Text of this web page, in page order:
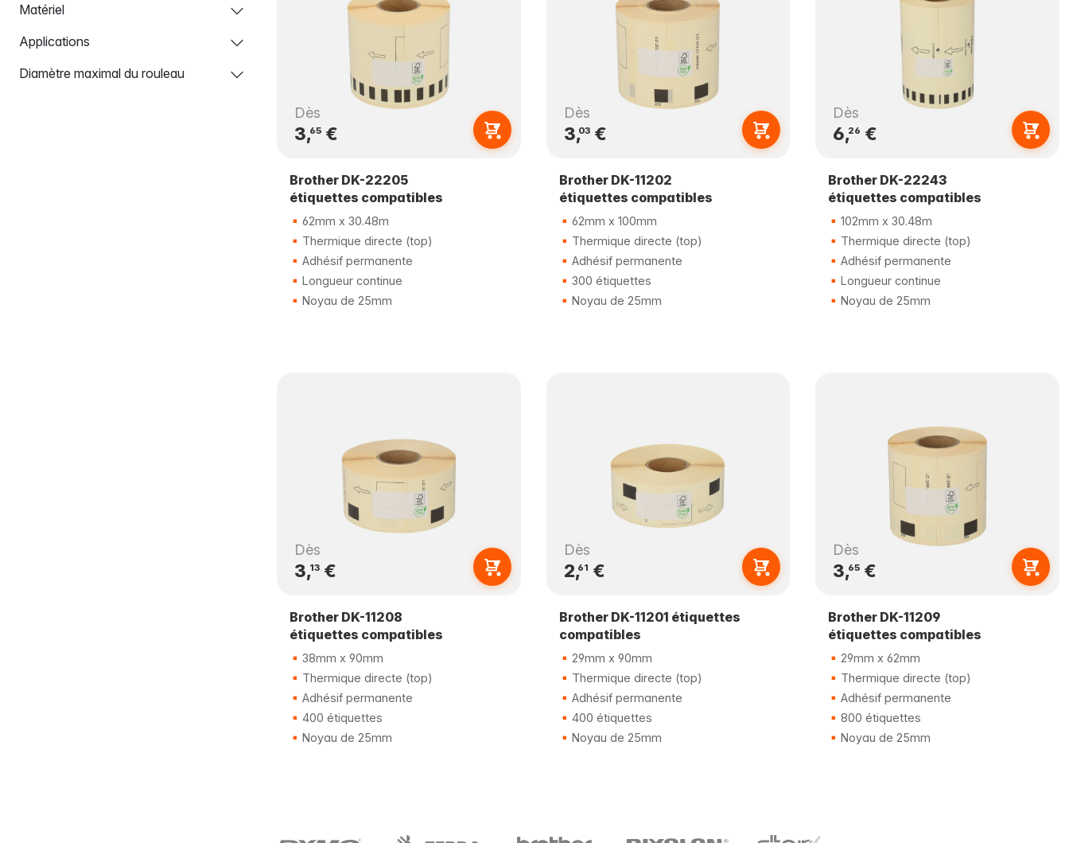
Matériel
Applications
Diamètre maximal du rouleau
Dès
3,65€
Brother DK-22205
étiquettes compatibles
62mm x 30.48m
Thermique directe (top)
Adhésif permanente
Longueur continue
Noyau de 25mm
Dès
3,03 €
Brother DK-11202
étiquettes compatibles
62mm x 100mm
Thermique directe (top)
Adhésif permanente
300 étiquettes
Noyau de 25mm
Dès
6,26 €
Brother DK-22243
étiquettes compatibles
102mm x 30.48m
Thermique directe (top)
Adhésif permanente
Longueur continue
Noyau de 25mm
Dès
3,13€
Brother DK-11208
étiquettes compatibles
38mm x 90mm
Thermique directe (top)
Adhésif permanente
400 étiquettes
Noyau de 25mm
Dès
2,61 €
Brother DK-11201 étiquettes
compatibles
29mm x 90mm
Thermique directe (top)
Adhésif permanente
400 étiquettes
Noyau de 25mm
Dès
3,65€
Brother DK-11209
étiquettes compatibles
29mm x 62mm
Thermique directe (top)
Adhésif permanente
800 étiquettes
Noyau de 25mm